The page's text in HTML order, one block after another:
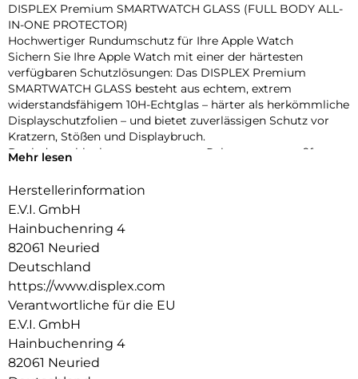
DISPLEX Premium SMARTWATCH GLASS (FULL BODY ALL-
IN-ONE PROTECTOR)
Hochwertiger Rundumschutz für Ihre Apple Watch
Sichern Sie Ihre Apple Watch mit einer der härtesten
verfügbaren Schutzlösungen: Das DISPLEX Premium
SMARTWATCH GLASS besteht aus echtem, extrem
widerstandsfähigem 10H-Echtglas – härter als herkömmliche
Displayschutzfolien – und bietet zuverlässigen Schutz vor
Kratzern, Stößen und Displaybruch.
Dank des schlanken, transparenten Rahmens aus stoßfestem
gesamte Gehäuse geschützt – ohne aufzutragen oder die
Dichtung sorgt für eine IP68-Zertifizierung, die die Uhr
effektiv vor Wasser und Staub schützt – ideal für sportliche
Aktivitäten, Outdoor-Einsätze und den täglichen Gebrauch.
Eine High-Tech-Anti-Fingerprint-Beschichtung reduziert
Fingerabdrücke und erleichtert die Reinigung, während die
reaktionsschnelle Touch- und Button-Bedienung vollständig
erhalten bleibt. Die Uhr lässt sich zudem komfortabel laden,
ohne den Schutz entfernen zu müssen. Dank Snap-On-
Technologie ist die Montage ebenso einfach wie die
Entfernung – ganz ohne Werkzeug.
Produktvorteile auf einen Blick:
Mehr lesen
Herstellerinformation
E.V.I. GmbH
Hainbuchenring 4
82061 Neuried
Deutschland
https://www.displex.com
Verantwortliche für die EU
E.V.I. GmbH
Hainbuchenring 4
82061 Neuried